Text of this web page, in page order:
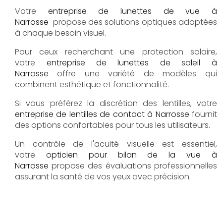
Votre entreprise de lunettes de vue à
Narrosse propose des solutions optiques adaptées
à chaque besoin visuel.
Pour ceux recherchant une protection solaire,
votre entreprise de lunettes de soleil à
Narrosse offre une variété de modèles qui
combinent esthétique et fonctionnalité.
Si vous préférez la discrétion des lentilles, votre
entreprise de lentilles de contact à Narrosse fournit
des options confortables pour tous les utilisateurs.
Un contrôle de l'acuité visuelle est essentiel,
votre opticien pour bilan de la vue à
Narrosse propose des évaluations professionnelles
assurant la santé de vos yeux avec précision.